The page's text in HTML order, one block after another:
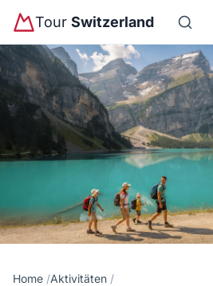
Tour Switzerland
Home Aktivitäten